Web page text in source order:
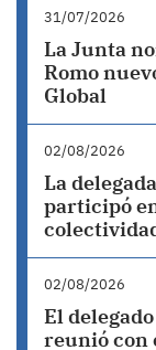
31/07/2026
La Junta
Romo
Global
02/08/2026
La
participó
02/08/2026
El
reunió con